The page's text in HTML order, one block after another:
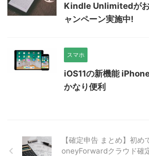
Kindle Unlimitedが
ャンペーン実施中!
スマホ
iOS11の新機能
かなり便利
【確定申告 まとめ】初
oneyForwardクラウド確